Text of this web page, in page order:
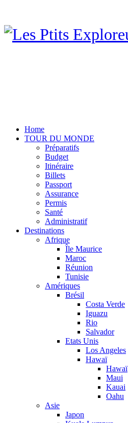
Home
TOUR DU MONDE
Préparatifs
Budget
Itinéraire
Billets
Passport
Assurance
Permis
Santé
Administratif
Destinations
Afrique
Île Maurice
Maroc
Réunion
Tunisie
Amériques
Brésil
Costa Verde
Iguazu
Rio
Salvador
Etats Unis
Los Angeles
Hawaï
Hawaï
Maui
Kauai
Oahu
Asie
Japon